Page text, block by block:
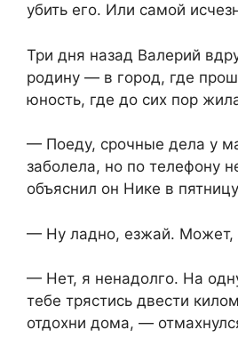
убить его. Или самой
Три дня назад Валерий
родину — в город, где
юность, где до сих пор
— Поеду, срочные дела у
заболела, но по телефону
объяснил он Нике в
— Ну ладно, езжай. Может,
— Нет, я ненадолго. На
тебе трястись двести
отдохни дома, —